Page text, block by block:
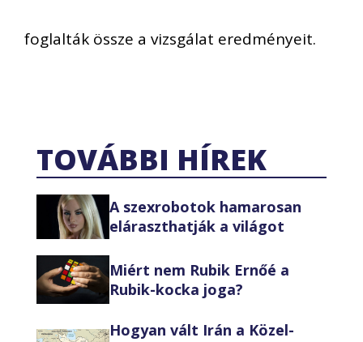
foglalták össze a vizsgálat eredményeit.
TOVÁBBI HÍREK
A szexrobotok hamarosan
eláraszthatják a világot
Miért nem Rubik Ernőé a
Rubik-kocka joga?
Hogyan vált Irán a Közel-